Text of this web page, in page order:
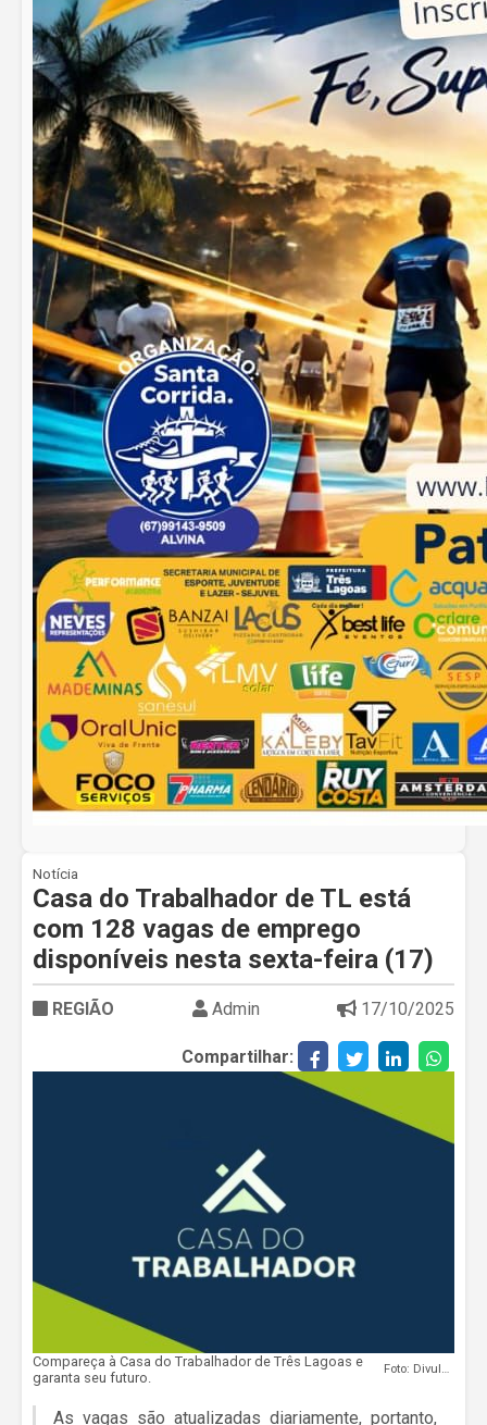
Notícia
Casa do Trabalhador de TL está
com 128 vagas de emprego
disponíveis nesta sexta-feira (17)
REGIÃO Admin 17/10/2025
Compartilhar:
Compareça à Casa do Trabalhador de Três Lagoas e
garanta seu futuro.
Foto: Divulgação
As vagas são atualizadas diariamente, portanto,